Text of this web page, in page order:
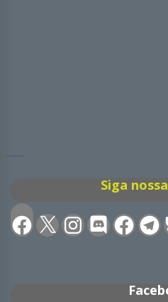
Siga
Facebook
X Instagram
DiscordFacebook